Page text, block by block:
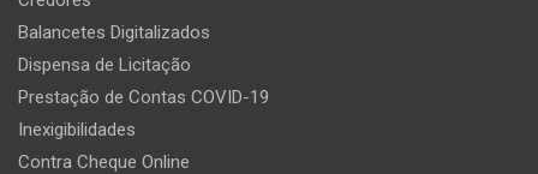
Balancetes Digitalizados
Dispensa de Licitação
Prestação de Contas COVID-19
Inexigibilidades
Contra Cheque Online